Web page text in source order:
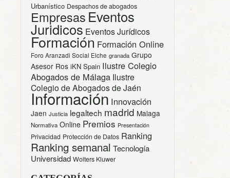
Urbanístico Despachos de abogados
Empresas Eventos
Juridicos Eventos Jurídicos
Formación Formación Online
Foro Aranzadi Social Elche granada Grupo
Asesor Ros iKN Spain Ilustre Colegio
Abogados de Málaga Ilustre
Colegio de Abogados de Jaén
Información Innovación
Jaen Justicia legaltech madrid Malaga
Normativa Online Premios Presentación
Privacidad Protección de Datos Ranking
Ranking semanal Tecnología
Universidad Wolters Kluwer